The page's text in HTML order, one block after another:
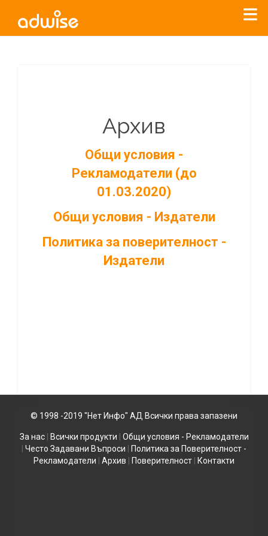
Архив
Общи условия -
Рекламодатели (до
01.03.2020)
Общи условия - Издатели
Политика за поверителност -
Издатели
© 1998 -2019 "Нет Инфо" АД Всички права запазени
За нас| Всички продукти
Общи условия - Рекламодатели
Често Задавани Въпроси
Политика за Поверителност -
Рекламодатели
Архив Поверителност Контакти